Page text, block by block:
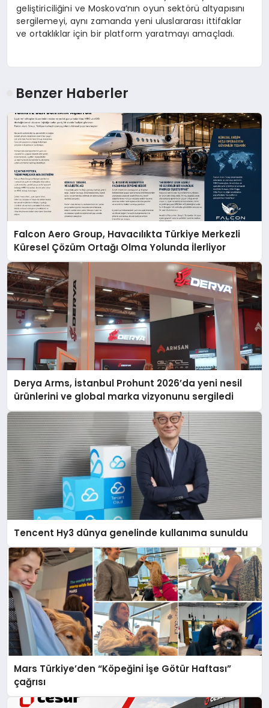
geliştiriciliğini ve Moskova’nın oyun sektörü altyapısını
sergilemeyi, aynı zamanda yeni uluslararası ittifaklar
ve ortaklıklar için bir platform yaratmayı amaçladı.
Benzer Haberler
Falcon Aero Group, Havacılıkta Türkiye Merkezli
Küresel Çözüm Ortağı Olma Yolunda İlerliyor
Derya Arms, İstanbul Prohunt 2026’da yeni nesil
ürünlerini ve global marka vizyonunu sergiledi
Tencent Hy3 dünya genelinde kullanıma sunuldu
Mars Türkiye’den “Köpeğini İşe Götür Haftası”
çağrısı